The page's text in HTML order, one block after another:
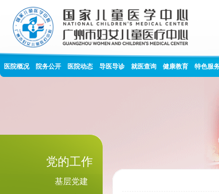
医院概况 院务公开 医院动态 导医导诊 就医查询 健康教育 特色服
党的工作
基层党建